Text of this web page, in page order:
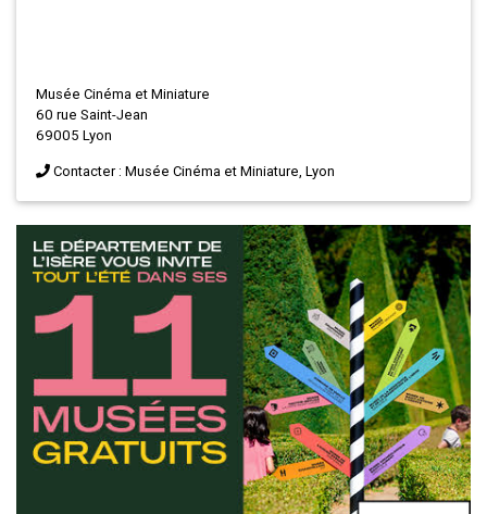
Musée Cinéma et Miniature
60 rue Saint-Jean
69005 Lyon
Contacter : Musée Cinéma et Miniature, Lyon